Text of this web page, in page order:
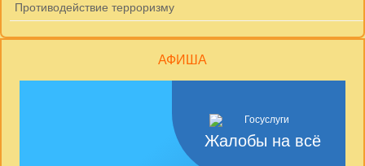
Противодействие терроризму
АФИША
Жалобы на всё